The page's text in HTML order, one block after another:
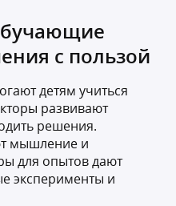
с пользой
детям учиться
развивают
решения.
мышление и
для опытов дают
эксперименты и